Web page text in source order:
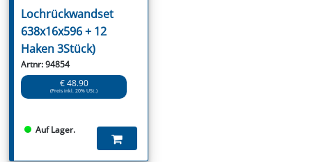
Lochrückwandset
638x16x596 + 12
Haken 3Stück)
Artnr: 94854
€ 48.90
(Preis inkl. 20% USt.)
Auf Lager.